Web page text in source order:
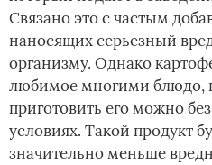
Связано это с частым
наносящих серьезный
организму. Однако
любимое многими блюдо,
приготовить его можно
условиях. Такой продукт
значительно меньше